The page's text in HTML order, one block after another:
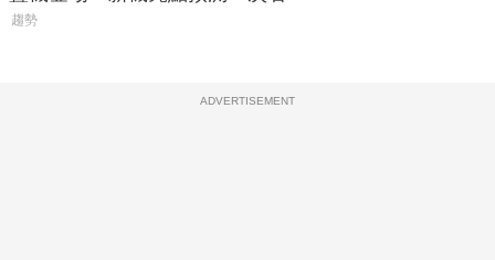
趨勢
ADVERTISEMENT